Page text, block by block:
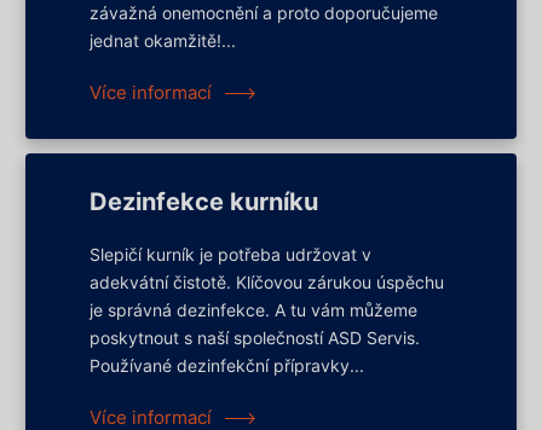
závažná onemocnění a proto doporučujeme
jednat okamžitě!...
Více informací
Dezinfekce kurníku
Slepičí kurník je potřeba udržovat v
adekvátní čistotě. Klíčovou zárukou úspěchu
je správná dezinfekce. A tu vám můžeme
poskytnout s naší společností ASD Servis.
Používané dezinfekční přípravky...
Více informací